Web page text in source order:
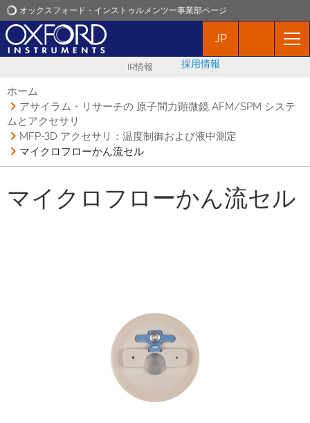
オックスフォード・インストゥルメンツー事業部ページ
オックスフォード・インストゥルメンツ
イベント
JP
IR情報 採用情報
ホーム
アサイラム・リサーチの 原子間力顕微鏡 AFM/SPM システ
ムとアクセサリ
MFP-3D アクセサリ：温度制御および液中測定
マイクロフローかん流セル
マイクロフローかん流セル